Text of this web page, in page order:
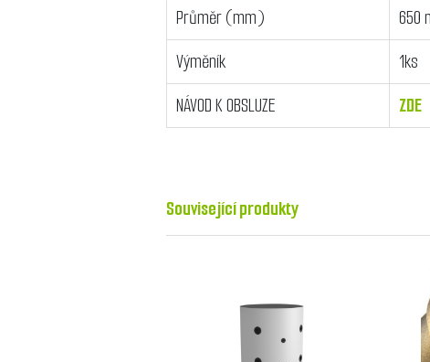
Průměr (mm)
650
Výměník
1ks
NÁVOD K OBSLUZE
ZDE
Související produkty